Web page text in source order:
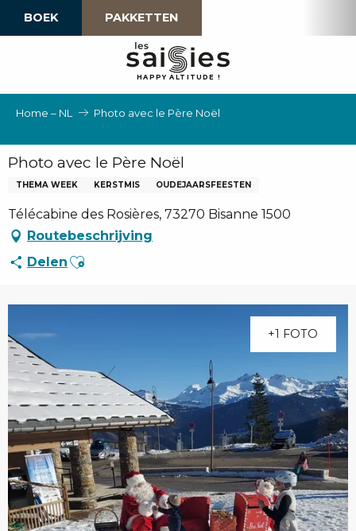
BOEK PAKKETTEN
HAPPY ALTI TU D E !
Home – NL Photo avec le Père Noël
Photo avec le Père Noël
THEMA WEEK KERSTMIS OUDEJAARSFEESTEN
Télécabine des Rosières, 73270 Bisanne 1500
Routebeschrijving
Delen Ajouter aux favoris
+1 FOTO